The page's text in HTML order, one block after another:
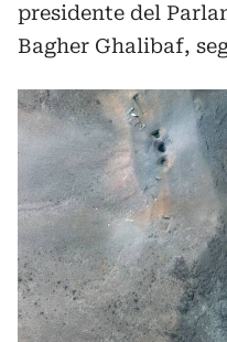
presidente del
Bagher Ghalibaf,